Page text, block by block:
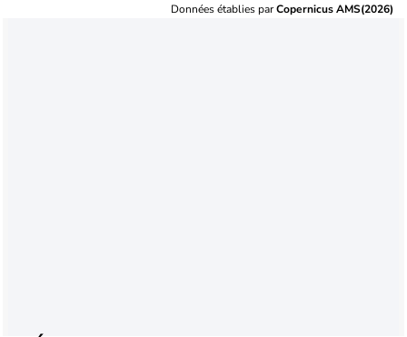
Données établies parCopernicus AMS(2026)